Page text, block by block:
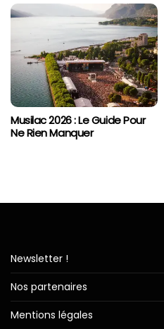
Musilac 2026 : Le Guide Pour
Ne Rien Manquer
Newsletter !
Nos partenaires
Mentions légales